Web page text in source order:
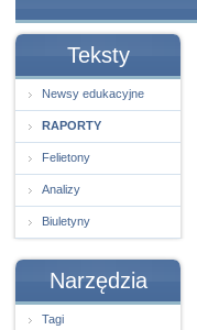
Teksty
Newsy edukacyjne
RAPORTY
Felietony
Analizy
Biuletyny
Narzędzia
Tagi